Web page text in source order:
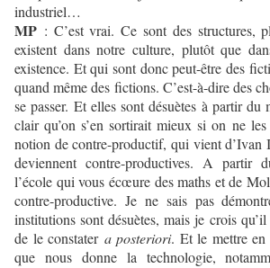
industriel…
MP : C’est vrai. Ce sont des structures,
existent dans notre culture, plutôt que
existence. Et qui sont donc peut-être des
quand même des fictions. C’est-à-dire des
se passer. Et elles sont désuètes à partir
clair qu’on s’en sortirait mieux si on ne
notion de contre-productif, qui vient
deviennent contre-productives. A partir
l’école qui vous écœure des maths et de
contre-productive. Je ne sais pas
institutions sont désuètes, mais je crois
de le constater a posteriori. Et le mettre en
que nous donne la technologie,